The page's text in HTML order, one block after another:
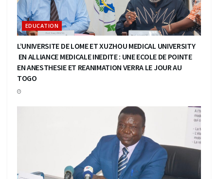
EDUCATION
L’UNIVERSITE DE LOME ET XUZHOU MEDICAL UNIVERSITY
EN ALLIANCE MEDICALE INEDITE : UNE ECOLE DE POINTE
EN ANESTHESIE ET REANIMATION VERRA LE JOUR AU
TOGO